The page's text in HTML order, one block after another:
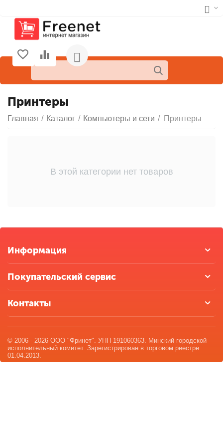
Принтеры
Главная / Каталог / Компьютеры и сети / Принтеры
В этой категории нет товаров
Информация
Покупательский сервис
Контакты
© 2006 - 2026 ООО "Фринет". УНП 191060363. Минский городской
исполнительный комитет. Зарегистрирован в торговом реестре
01.04.2013.